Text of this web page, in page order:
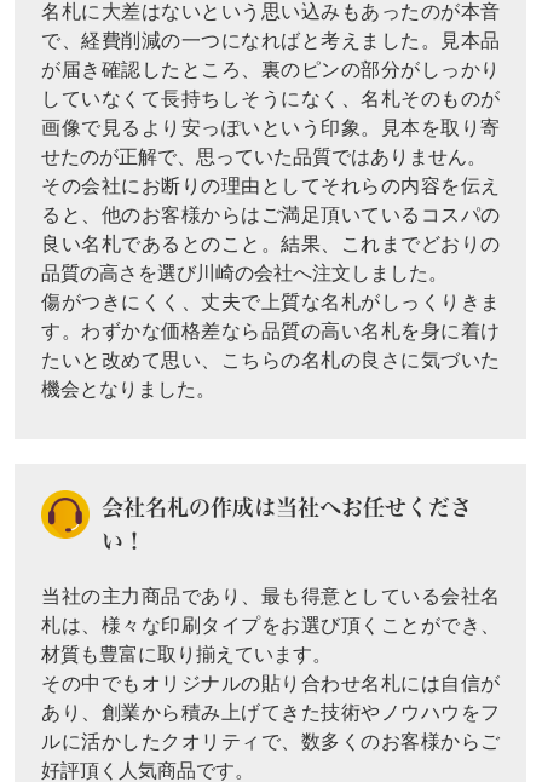
名札に大差はないという思い込みもあったのが本音
で、経費削減の一つになればと考えました。見本品
が届き確認したところ、裏のピンの部分がしっかり
していなくて長持ちしそうになく、名札そのものが
画像で見るより安っぽいという印象。見本を取り寄
せたのが正解で、思っていた品質ではありません。
その会社にお断りの理由としてそれらの内容を伝え
ると、他のお客様からはご満足頂いているコスパの
良い名札であるとのこと。結果、これまでどおりの
品質の高さを選び川崎の会社へ注文しました。
傷がつきにくく、丈夫で上質な名札がしっくりきま
す。わずかな価格差なら品質の高い名札を身に着け
たいと改めて思い、こちらの名札の良さに気づいた
機会となりました。
会社名札の作成は当社へお任せくださ
い！
当社の主力商品であり、最も得意としている会社名
札は、様々な印刷タイプをお選び頂くことができ、
材質も豊富に取り揃えています。
その中でもオリジナルの貼り合わせ名札には自信が
あり、創業から積み上げてきた技術やノウハウをフ
ルに活かしたクオリティで、数多くのお客様からご
好評頂く人気商品です。